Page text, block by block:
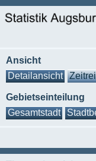
Ansicht
Detailansicht
Gebietseinteilung
Gesamtstadt